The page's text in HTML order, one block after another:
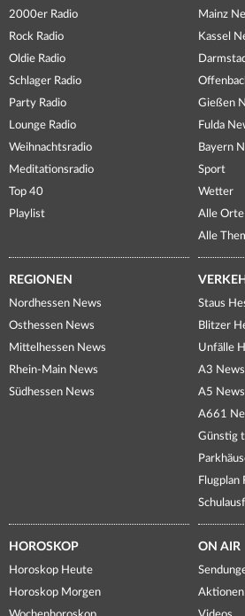
2000er Radio
Rock Radio
Oldie Radio
Schlager Radio
Party Radio
Lounge Radio
Weihnachtsradio
Meditationsradio
Top 40
Playlist
Mainz
Kassel
Gießen
Fulda
Bayern
Sport
Wetter
Alle Orte
Alle
REGIONEN
Nordhessen News
Osthessen News
Mittelhessen News
Rhein-Main News
Südhessen News
Staus
Blitzer
Unfälle
A3 News
A5 News
A661
Günstig
Flugplan
HOROSKOP
Horoskop Heute
Horoskop Morgen
ON AIR
Aktionen